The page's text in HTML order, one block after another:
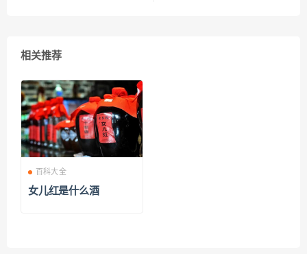
相关推荐
百科大全
女儿红是什么酒